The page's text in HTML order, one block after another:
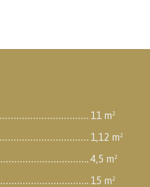
11 m²
1,12 m²
4,5 m²
15 m²